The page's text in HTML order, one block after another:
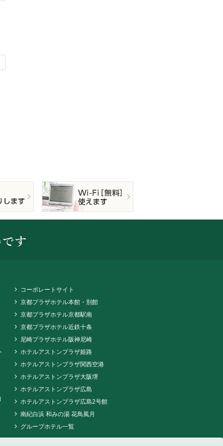
コーポレートサイト
京都プラザホテル本館・別館
京都プラザホテル京都駅南
京都プラザホテル近鉄十条
尼崎プラザホテル阪神尼崎
ホテルアストンプラザ姫路
ホテルアストンプラザ関西空港
ホテルアストンプラザ大阪堺
ホテルアストンプラザ広島
ホテルアストンプラザ広島2号館
南紀白浜 和みの湯 花鳥風月
グループホテル一覧